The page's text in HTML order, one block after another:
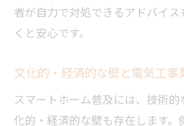
者が自力で対処できるアドバイ
くと安心です。
文化的・経済的な壁と電気工事
スマートホーム普及には、技術
化的・経済的な壁も存在します。